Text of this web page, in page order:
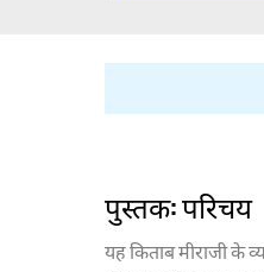
पुस्तक: परिचय
यह किताब मीराजी के